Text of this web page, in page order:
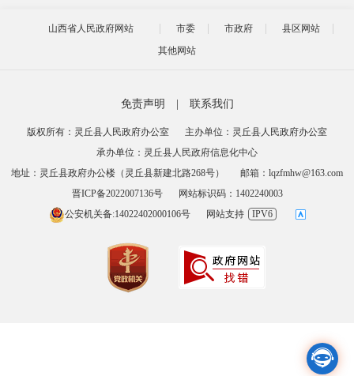

山西省人民政府网站 市委 市政府
县区网站
其他网站
免责声明 | 联系我们
版权所有：灵丘县人民政府办公室
主办单位：灵丘县人民政府办公室
承办单位：灵丘县人民政府信息化中心
地址：灵丘县政府办公楼（灵丘县新建北路268号）
邮箱：lqzfmhw@163.com
晋ICP备2022007136号
网站标识码：1402240003
公安机关备:14022402000106号
网站支持 IPV6